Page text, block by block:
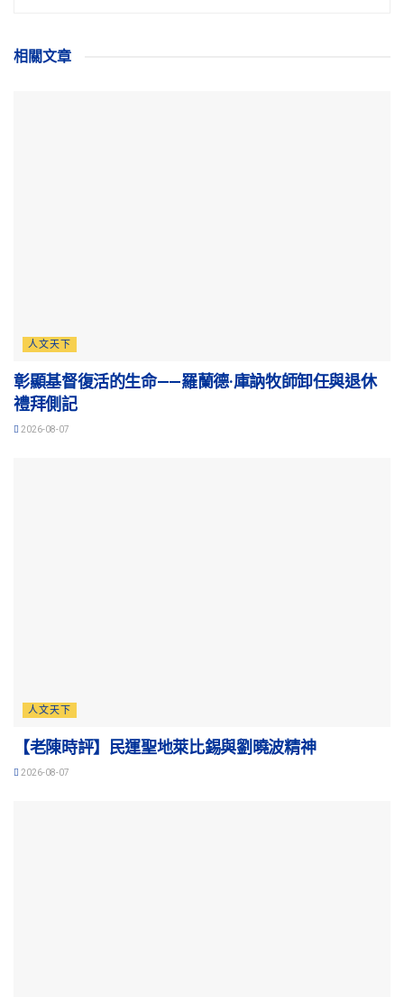
相關文章
人文天下
彰顯基督復活的生命——羅蘭德·庫訥牧師卸任與退休
禮拜側記
2026-08-07
人文天下
【老陳時評】民運聖地萊比錫與劉曉波精神
2026-08-07